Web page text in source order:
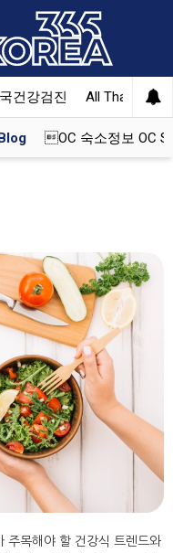
건강검진 All That Korea
OC 숙소정보 OC
주목해야 할 건강식 트렌드와